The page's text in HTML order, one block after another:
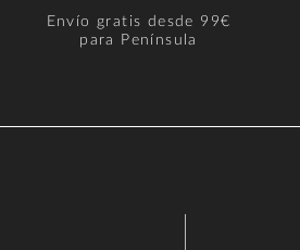
Envío gratis desde 99€
para Península